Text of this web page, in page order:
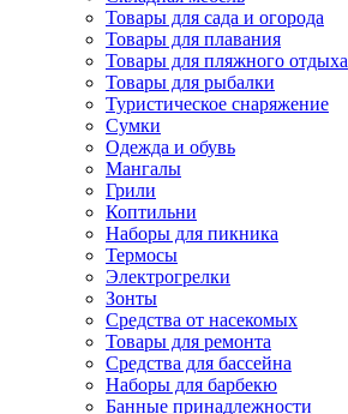
Товары для сада и огорода
Товары для плавания
Товары для пляжного отдыха
Товары для рыбалки
Туристическое снаряжение
Сумки
Одежда и обувь
Мангалы
Грили
Коптильни
Наборы для пикника
Термосы
Электрогрелки
Зонты
Средства от насекомых
Товары для ремонта
Средства для бассейна
Наборы для барбекю
Банные принадлежности